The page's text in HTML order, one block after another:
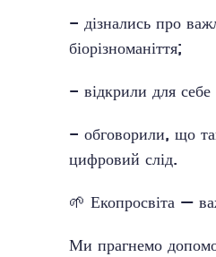
– дізнались про
біорізноманіття;
– відкрили для
– обговорили, що
цифровий слід.
🌱 Екопросвіта —
Ми прагнемо